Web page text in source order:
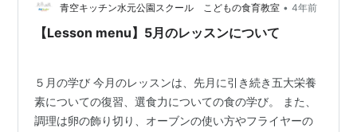
青空キッチン水元公園スクール こどもの食育教室 • 4年前
【Lesson menu】5月のレッスンについて
５月の学び 今月のレッスンは、先月に引き続き五大栄養
素についての復習、選食力についての食の学び。 また、
調理は卵の飾り切り、オーブンの使い方やフライヤーの